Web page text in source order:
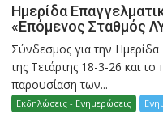
Ημερίδα
«Επόμενος Σταθμός
Σύνδεσμος για την
της Τετάρτης 18-3-26 και
παρουσίαση των...
Εκδηλώσεις - Ενημερώσεις